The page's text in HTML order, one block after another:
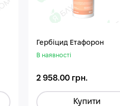
Гербіцид Етафорон
В наявності
2 958.00 грн.
Купити